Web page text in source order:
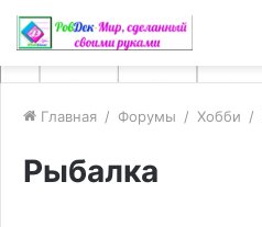
Главная / Форумы / Хобби /
Рыбалка